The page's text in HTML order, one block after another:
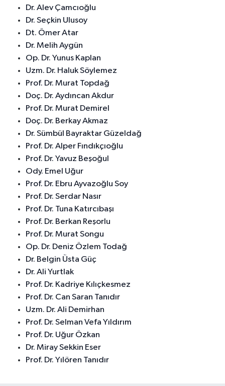
Dr. Alev Çamcıoğlu
Dr. Seçkin Ulusoy
Dt. Ömer Atar
Dr. Melih Aygün
Op. Dr. Yunus Kaplan
Uzm. Dr. Haluk Söylemez
Prof. Dr. Murat Topdağ
Doç. Dr. Aydıncan Akdur
Prof. Dr. Murat Demirel
Doç. Dr. Berkay Akmaz
Dr. Sümbül Bayraktar Güzeldağ
Prof. Dr. Alper Fındıkçıoğlu
Prof. Dr. Yavuz Beşoğul
Ody. Emel Uğur
Prof. Dr. Ebru Ayvazoğlu Soy
Prof. Dr. Serdar Nasır
Prof. Dr. Tuna Katırcıbaşı
Prof. Dr. Berkan Reşorlu
Prof. Dr. Murat Songu
Op. Dr. Deniz Özlem Todağ
Dr. Belgin Üsta Güç
Dr. Ali Yurtlak
Prof. Dr. Kadriye Kılıçkesmez
Prof. Dr. Can Saran Tanıdır
Uzm. Dr. Ali Demirhan
Prof. Dr. Selman Vefa Yıldırım
Prof. Dr. Uğur Özkan
Dr. Miray Sekkin Eser
Prof. Dr. Yılören Tanıdır